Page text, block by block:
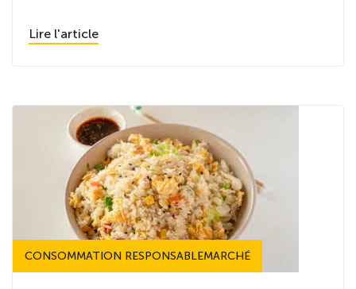
Lire l'article
CONSOMMATION RESPONSABLEMARCHÉ